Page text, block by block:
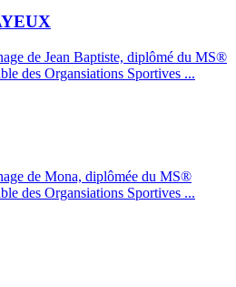
de Jean Baptiste, diplômé du MS®
des Organsiations Sportives ...
de Mona, diplômée du MS®
des Organsiations Sportives ...